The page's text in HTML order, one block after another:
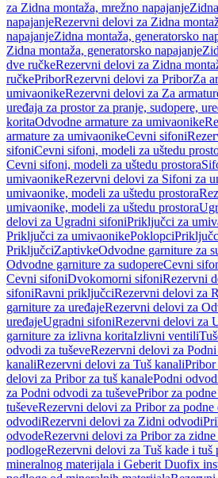
za Zidna montaža, mrežno napajanje
napajanjeRezervni delovi za Zidna
napajanjeZidna montaža, generatorsko
Zidna montaža, generatorsko napajanje
dve ručkeRezervni delovi za Zidna
ručkePriborRezervni delovi za PriborZa
umivaonikeRezervni delovi za Za
uređaja za prostor za pranje, sudopere,
koritaOdvodne armature za umivaonike
armature za umivaonikeCevni sifoni
sifoniCevni sifoni, modeli za uštedu
Cevni sifoni, modeli za uštedu prostora
umivaonikeRezervni delovi za Sifoni za
umivaonike, modeli za uštedu prostora
umivaonike, modeli za uštedu prostora
delovi za Ugradni sifoniPriključci za
Priključci za umivaonikePoklopci
PriključciZaptivkeOdvodne garniture za
Odvodne garniture za sudopereCevni
Cevni sifoniDvokomorni sifoniRezervni
sifoniRavni priključciRezervni delovi za
garniture za uređajeRezervni delovi za
uređajeUgradni sifoniRezervni delovi za
garniture za izlivna koritaIzlivni ventili
odvodi za tuševeRezervni delovi za
kanaliRezervni delovi za Tuš kanaliPribor
delovi za Pribor za tuš kanalePodni
za Podni odvodi za tuševePribor za
tuševeRezervni delovi za Pribor za podne
odvodiRezervni delovi za Zidni odvodi
odvodeRezervni delovi za Pribor za
podlogeRezervni delovi za Tuš kade i tuš
mineralnog materijala i Geberit Duofix